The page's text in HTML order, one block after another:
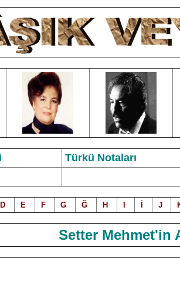
Türkü Notaları
D E F G Ğ H J
Setter Mehmet'in